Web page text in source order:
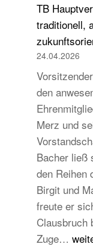
TB
traditionell,
24.04.2026
den
Merz und
Bacher ließ
den Reihen
Birgit und
freute er
Clausbruch
Zuge… TB